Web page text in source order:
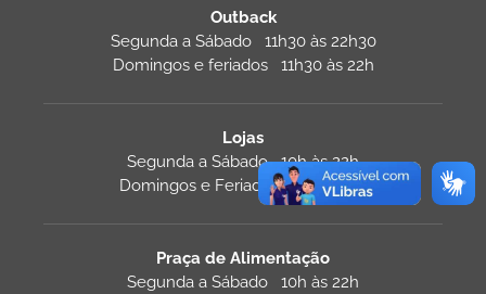
Outback
Segunda a Sábado 11h30 às 22h30
Domingos e feriados 11h30 às 22h
Lojas
Segunda a Sábado 10h às 22h
Domingos e Feriados 13h às 21h
Praça de Alimentação
Segunda a Sábado 10h às 22h